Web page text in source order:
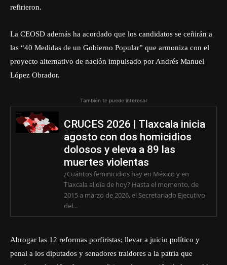
refirieron.
La CEOSD además ha acordado que los candidatos se ceñirán a
las “40 Medidas de un Gobierno Popular” que armoniza con el
proyecto alternativo de nación impulsado por Andrés Manuel
López Obrador.
También te puede interesar
CRUCES 2026 | Tlaxcala inicia
agosto con dos homicidios
dolosos y eleva a 89 las
muertes violentas
¿Cuántos feminicidios hay en México y en
Tlaxcala al día de hoy? Hasta el momento, de
2015 a marzo de 2026, el Secretariado Ejecutivo
del...
Abrogar las 12 reformas porfiristas; llevar a juicio político y
penal a los diputados y senadores traidores a la patria que